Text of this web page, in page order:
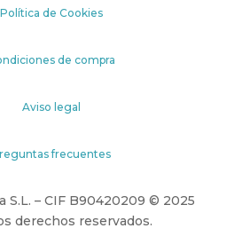
Política de Cookies
de compra
Aviso legal
frecuentes
S.L. – CIF B90420209 © 2025
derechos reservados.